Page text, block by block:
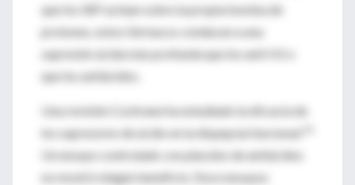
que los IBP actúan sobre la propia bomba de
protones, estos fármacos conducen a una
supresión ácida más profunda que los anti H2 o
que los antiácidos.
Una revisión Cochrane ha estudiado la eficacia de
los supresores de ácido en la dispepsia funcional.
Un ensayo controlado con placebo de antiácidos
no mostró ningún beneficio. Doce ensayos